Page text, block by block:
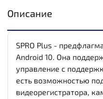
Описание
SPRO Plus -
Android 10. Она
управление с
есть возможностью
видеорегистратора,